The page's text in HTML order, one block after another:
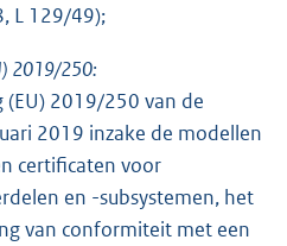
L 129/49);
2019/250:
2019/250 van de
2019 inzake de modellen
certificaten voor
en -subsystemen, het
van conformiteit met een